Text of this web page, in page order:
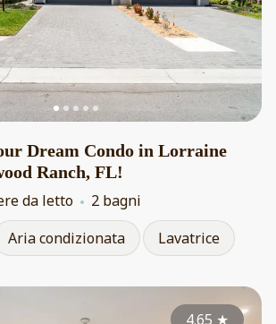
Dream Condo in Lorraine
Ranch, FL!
da letto
2 bagni
Aria condizionata Lavatrice
4.65 ★